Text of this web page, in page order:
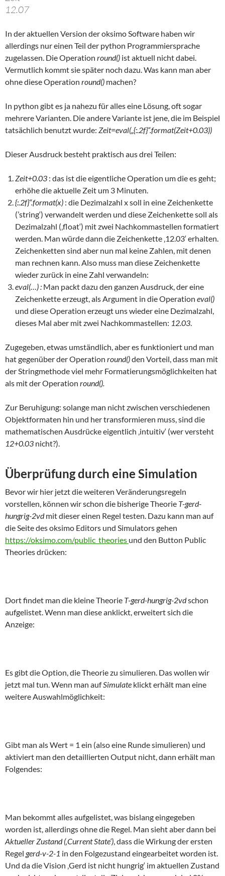
12.07
In der aktuellen Version der oksimo Software haben wir
allerdings nur einen Teil der python Programmiersprache
zugelassen. Die Operation round() ist aktuell nicht dabei.
Vermutlich kommt sie später noch dazu. Was kann man aber
ohne diese Operation round() machen?
In python gibt es ja nahezu für alles eine Lösung, oft sogar
mehrere Varianten. Die andere Variante ist jene, die im Beispiel
tatsächlich benutzt wurde: Zeit=eval(„{:.2f}“.format(Zeit+0.03))
Dieser Ausdruck besteht praktisch aus drei Teilen:
Zeit+0.03 : das ist die eigentliche Operation um die es geht;
erhöhe die aktuelle Zeit um 3 Minuten.
{:.2f}“.format(x) : die Dezimalzahl x soll in eine Zeichenkette
(’string‘) verwandelt werden und diese Zeichenkette soll als
Dezimalzahl (‚float‘) mit zwei Nachkommastellen formatiert
werden. Man würde dann die Zeichenkette ‚12.03‘ erhalten.
Zeichenketten sind aber nun mal keine Zahlen, mit denen
man rechnen kann. Also muss man diese Zeichenkette
wieder zurück in eine Zahl verwandeln:
eval(…) : Man packt dazu den ganzen Ausdruck, der eine
Zeichenkette erzeugt, als Argument in die Operation eval()
und diese Operation erzeugt uns wieder eine Dezimalzahl,
dieses Mal aber mit zwei Nachkommastellen: 12.03
Zugegeben, etwas umständlich, aber es funktioniert und man
hat gegenüber der Operation round()den Vorteil, dass man mit
der Stringmethode viel mehr Formatierungsmöglichkeiten hat
als mit der Operation round().
Zur Beruhigung: solange man nicht zwischen verschiedenen
Objektformaten hin und her transformieren muss, sind die
mathematischen Ausdrücke eigentlich ‚intuitiv‘ (wer versteht
12+0.03 nicht?).
Überprüfung durch eine Simulation
Bevor wir hier jetzt die weiteren Veränderungsregeln
vorstellen, können wir schon die bisherige Theorie T-gerd-
hungrig-2vdmit dieser einen Regel testen. Dazu kann man auf
die Seite des oksimo Editors und Simulators gehen
https://oksimo.com/public_theories und den Button Public
Theories drücken:
Dort findet man die kleine Theorie T-gerd-hungrig-2vdschon
aufgelistet. Wenn man diese anklickt, erweitert sich die
Anzeige:
Es gibt die Option, die Theorie zu simulieren. Das wollen wir
jetzt mal tun. Wenn man aufSimulate klickt erhält man eine
weitere Auswahlmöglichkeit:
Gibt man als Wert = 1 ein (also eine Runde simulieren) und
aktiviert man den detaillierten Output nicht, dann erhält man
Folgendes:
Man bekommt alles aufgelistet, was bislang eingegeben
worden ist, allerdings ohne die Regel. Man sieht aber dann bei
Aktueller Zustand (‚Current State‘) , dass die Wirkung der ersten
Regel gerd-v-2-1 in den Folgezustand eingearbeitet worden ist.
Und da die Vision ‚Gerd ist nicht hungrig‘ im aktuellen Zustand